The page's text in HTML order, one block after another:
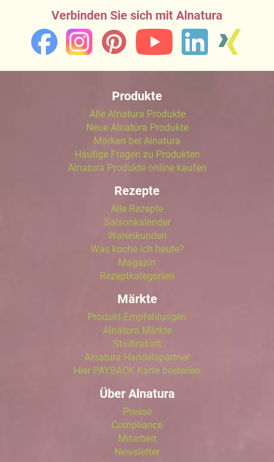
Verbinden Sie sich mit Alnatura
Produkte
Alle Alnatura Produkte
Neue Alnatura Produkte
Marken bei Alnatura
Häufige Fragen zu Produkten
Alnatura Produkte online kaufen
Rezepte
Alle Rezepte
Saisonkalender
Warenkunden
Was koche ich heute?
Magazin
Rezeptkategorien
Märkte
Produkt-Empfehlungen
Alnatura Märkte
Studirabatt
Alnatura Handelspartner
Hier PAYBACK Karte bestellen
Über Alnatura
Presse
Compliance
Mitarbeit
Newsletter